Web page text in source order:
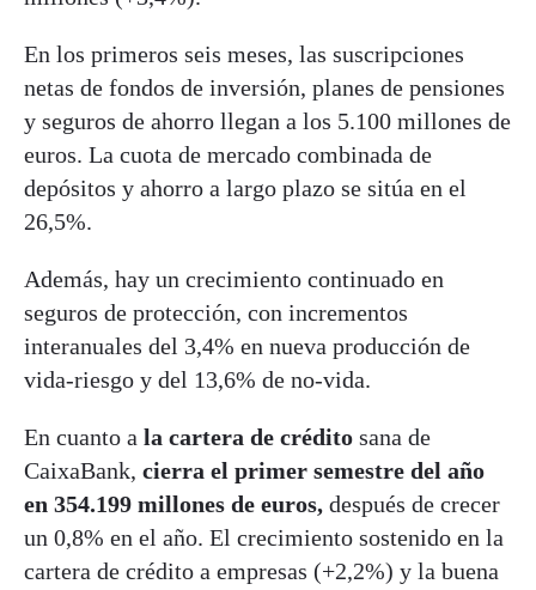
En los primeros seis meses, las suscripciones
netas de fondos de inversión, planes de pensiones
y seguros de ahorro llegan a los 5.100 millones de
euros. La cuota de mercado combinada de
depósitos y ahorro a largo plazo se sitúa en el
26,5%.
Además, hay un crecimiento continuado en
seguros de protección, con incrementos
interanuales del 3,4% en nueva producción de
vida-riesgo y del 13,6% de no-vida.
En cuanto a la cartera de crédito sana de
CaixaBank, cierra el primer semestre del año
en 354.199 millones de euros, después de crecer
un 0,8% en el año. El crecimiento sostenido en la
cartera de crédito a empresas (+2,2%) y la buena